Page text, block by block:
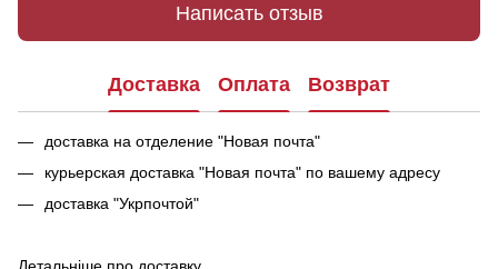
Написать отзыв
Доставка Оплата Возврат
доставка на отделение "Новая почта"
курьерская доставка "Новая почта" по вашему адресу
доставка "Укрпочтой"
Детальніше про доставку